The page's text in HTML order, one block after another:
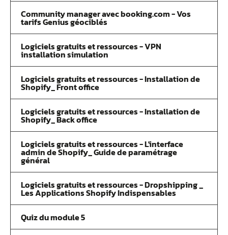
Community manager avec booking.com - Vos
tarifs Genius géociblés
Logiciels gratuits et ressources - VPN
installation simulation
Logiciels gratuits et ressources - Installation de
Shopify_ Front office
Logiciels gratuits et ressources - Installation de
Shopify_ Back office
Logiciels gratuits et ressources - L'interface
admin de Shopify_ Guide de paramétrage
général
Logiciels gratuits et ressources - Dropshipping _
Les Applications Shopify Indispensables
Quiz du module 5